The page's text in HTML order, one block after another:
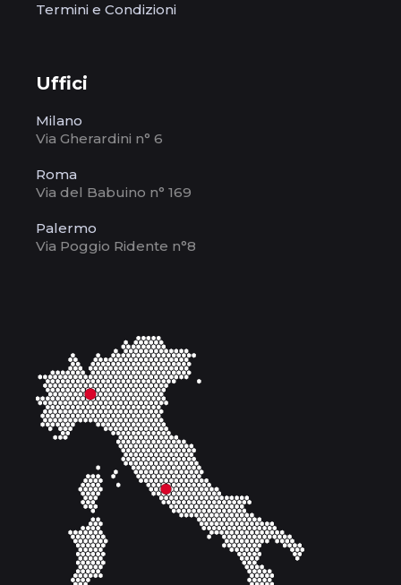
Termini e Condizioni
Uffici
Milano
Via Gherardini n° 6
Roma
Via del Babuino n° 169
Palermo
Via Poggio Ridente n°8